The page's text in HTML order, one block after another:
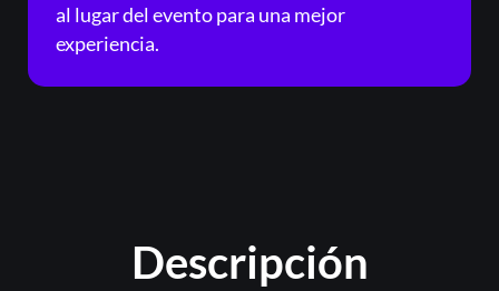
al lugar del evento para una mejor
experiencia.
Descripción